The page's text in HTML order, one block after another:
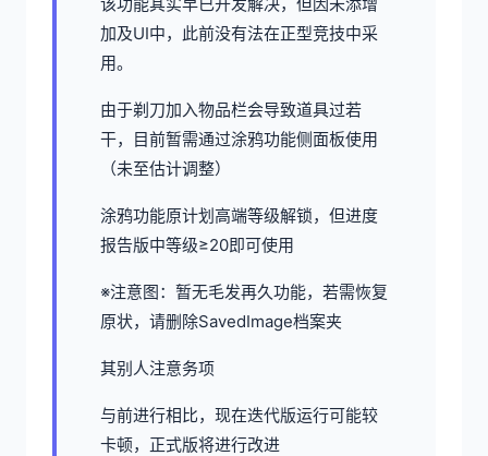
加及UI中，此前没有法在正型竞技中采
用。
由于剃刀加入物品栏会导致道具过若
干，目前暂需通过涂鸦功能侧面板使用
（未至估计调整）
涂鸦功能原计划高端等级解锁，但进度
报告版中等级≥20即可使用
※注意图：暂无毛发再久功能，若需恢复
原状，请删除SavedImage档案夹
其别人注意务项
与前进行相比，现在迭代版运行可能较
卡顿，正式版将进行改进